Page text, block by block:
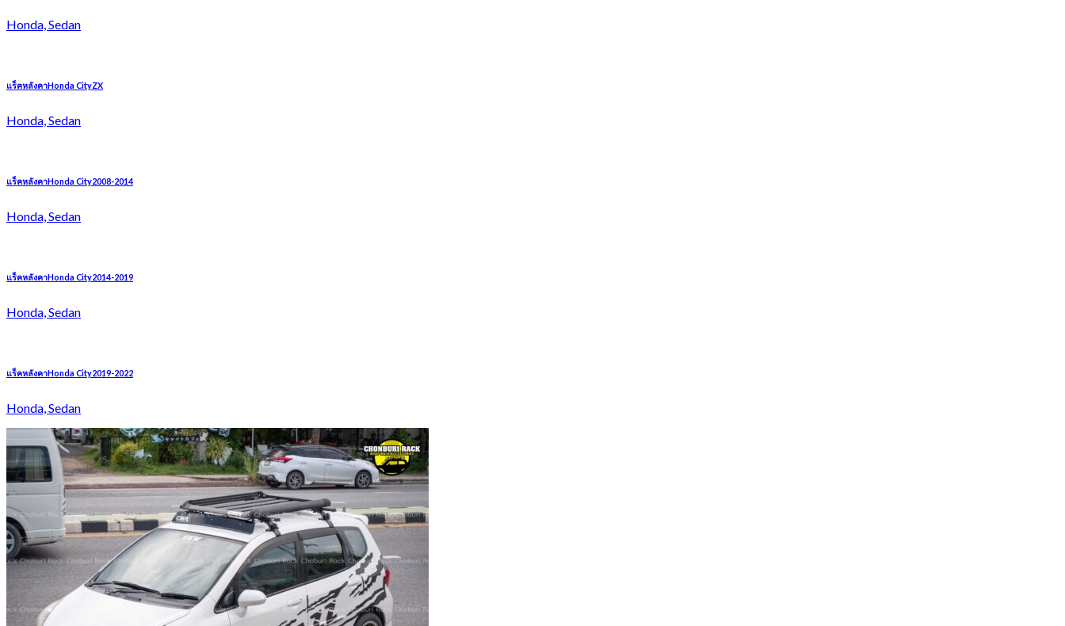
Honda, Sedan
แร็คหลังคาHonda CityZX
Honda, Sedan
แร็คหลังคาHonda City2008-2014
Honda, Sedan
แร็คหลังคาHonda City2014-2019
Honda, Sedan
แร็คหลังคาHonda City2019-2022
Honda, Sedan